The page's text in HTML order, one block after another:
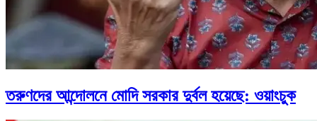
তরুণদের আন্দোলনে মোদি সরকার দুর্বল হয়েছে: ওয়াংচুক